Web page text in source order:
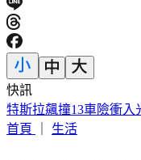
快訊
台美混血重砲「龍仔」
首頁
生活